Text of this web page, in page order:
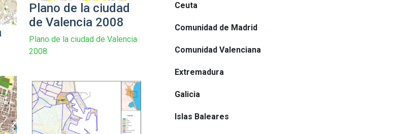
Plano de la ciudad
de Valencia 2008
Plano de la ciudad de Valencia
2008
Ceuta
Comunidad de Madrid
Comunidad Valenciana
Extremadura
Galicia
Islas Baleares